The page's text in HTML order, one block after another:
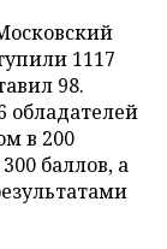
1117
98.
обладателей
в 200
баллов, а